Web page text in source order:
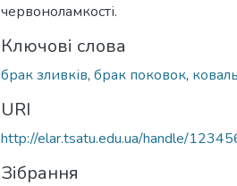
червоноламкості.
Ключові слова
брак зливків, брак поковок,
URI
http://elar.tsatu.edu.ua/handle/
Зібрання